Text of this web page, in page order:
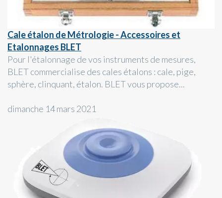
Cale étalon de Métrologie - Accessoires et
Etalonnages BLET
Pour l'étalonnage de vos instruments de mesures,
BLET commercialise des cales étalons : cale, pige,
sphère, clinquant, étalon. BLET vous propose...
dimanche 14 mars 2021